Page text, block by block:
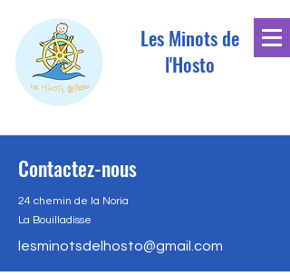
Les Minots de
l'Hosto
Contactez-nous
24 chemin de la Noria
La Bouilladisse
lesminotsdelhosto@gmail.com